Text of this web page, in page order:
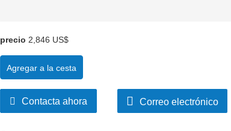
precio 2,846 US$
Agregar a la cesta
Contacta ahora Correo electrónico